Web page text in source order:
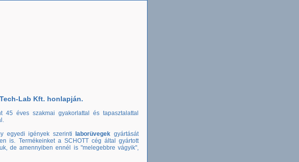
Lab Kft. honlapján.
45 éves szakmai gyakorlattal és tapasztalattal
egyedi igények szerintilaborüvegek gyártását
is. Termékeinket a SCHOTT cég által gyártott
de amennyiben ennél is "melegebbre vágyik",